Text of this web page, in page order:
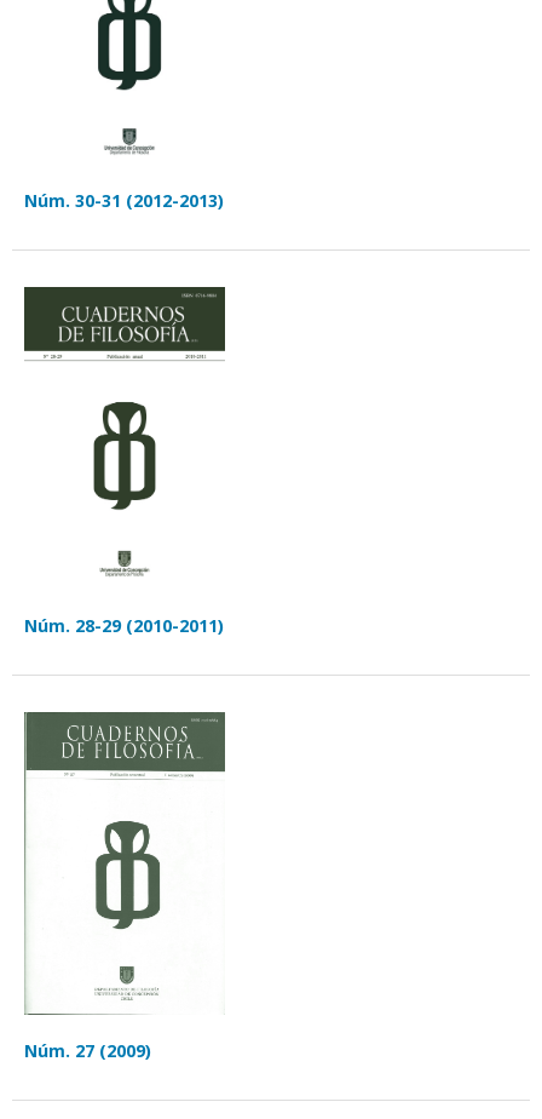
Núm. 30-31 (2012-2013)
Núm. 28-29 (2010-2011)
Núm. 27 (2009)